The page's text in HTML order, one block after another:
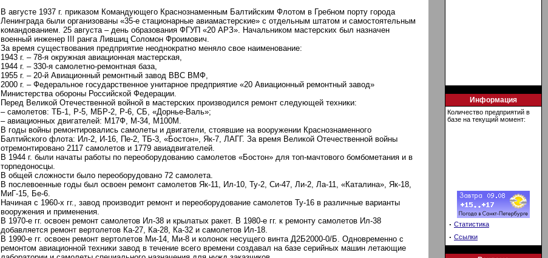
В августе 1937 г. приказом Командующего Краснознаменным Балтийским Флотом в Гребном порту города
Ленинграда были организованы «35-е стационарные авиамастерские» с отдельным штатом и самостоятельным
командованием. 25 августа – день образования ФГУП «20 АРЗ». Начальником мастерских был назначен
военный инженер III ранга Лившиц Соломон Фроимович.
За время существования предприятие неоднократно меняло свое наименование:
1943 г. – 78-я окружная авиационная мастерская,
1944 г. – 330-я самолетно-ремонтная база,
1955 г. – 20-й Авиационный ремонтный завод ВВС ВМФ,
2000 г. – Федеральное государственное унитарное предприятие «20 Авиационный ремонтный завод»
Министерства обороны Российской Федерации.
Перед Великой Отечественной войной в мастерских производился ремонт следующей техники:
– самолетов: ТБ-1, Р-5, МБР-2, Р-6, СБ, «Дорнье-Валь»;
– авиационных двигателей: М17Ф, М-34, М100М.
В годы войны ремонтировались самолеты и двигатели, стоявшие на вооружении Краснознаменного
Балтийского флота: Ил-2, И-16, Пе-2, ТБ-3, «Бостон», Як-7, ЛАГГ. За время Великой Отечественной войны
отремонтировано 2117 самолетов и 1779 авиадвигателей.
В 1944 г. были начаты работы по переоборудованию самолетов «Бостон» для топ-мачтового бомбометания и в
торпедоносцы.
В общей сложности было переоборудовано 72 самолета.
В послевоенные годы был освоен ремонт самолетов Як-11, Ил-10, Ту-2, Си-47, Ли-2, Ла-11, «Каталина», Як-18,
МиГ-15, Бе-6.
Начиная с 1960-х гг., завод производит ремонт и переоборудование самолетов Ту-16 в различные варианты
вооружения и применения.
В 1970-е гг. освоен ремонт самолетов Ил-38 и крылатых ракет. В 1980-е гг. к ремонту самолетов Ил-38
добавляется ремонт вертолетов Ка-27, Ка-28, Ка-32 и самолетов Ил-18.
В 1990-е гг. освоен ремонт вертолетов Ми-14, Ми-8 и колонок несущего винта Д2Б2000-0/Б. Одновременно с
ремонтом авиационной техники завод в течение всего времени создавал на базе серийных машин летающие
Информация
Количество предприятий в
базе на текущий момент:
· Статистика
· Ссылки